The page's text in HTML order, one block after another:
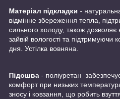
Матеріал підкладки -
відмінне збереження тепла,
сильного холоду, також дозволяє
зайвій вологості та підтримуючи
дня. Устілка вовняна.
Підошва - поліуретан
комфорт при низьких
зносу і ковзання, що робить